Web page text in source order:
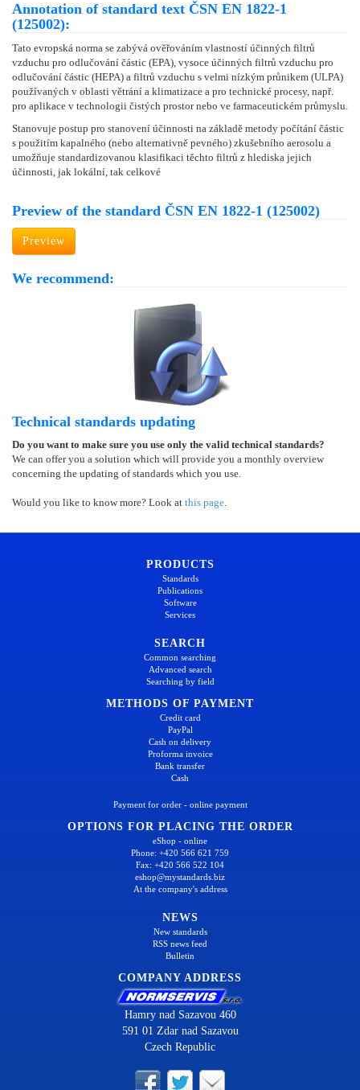
Annotation of standard text ČSN EN 1822-1
(125002):
Tato evropská norma se zabývá ověřováním vlastností účinných filtrů
vzduchu pro odlučování částic (EPA), vysoce účinných filtrů vzduchu pro
odlučování částic (HEPA) a filtrů vzduchu s velmi nízkým průnikem (ULPA)
používaných v oblasti větrání a klimatizace a pro technické procesy, např.
pro aplikace v technologii čistých prostor nebo ve farmaceutickém průmyslu.
Stanovuje postup pro stanovení účinnosti na základě metody počítání částic
s použitím kapalného (nebo alternativně pevného) zkušebního aerosolu a
umožňuje standardizovanou klasifikaci těchto filtrů z hlediska jejich
účinnosti, jak lokální, tak celkové
Preview of the standard ČSN EN 1822-1 (125002)
Preview
We recommend:
Technical standards updating
Do you want to make sure you use only the valid technical standards?
We can offer you a solution which will provide you a monthly overview
concerning the updating of standards which you use.
Would you like to know more? Look at this page.
PRODUCTS
Standards
Publications
Software
Services
SEARCH
Common searching
Advanced search
Searching by field
METHODS OF PAYMENT
Credit card
PayPal
Cash on delivery
Proforma invoice
Bank transfer
Cash
Payment for order - online payment
OPTIONS FOR PLACING THE ORDER
eShop - online
Phone: +420 566 621 759
Fax: +420 566 522 104
eshop@mystandards.biz
At the company's address
NEWS
New standards
RSS news feed
Bulletin
COMPANY ADDRESS
Hamry nad Sazavou 460
591 01 Zdar nad Sazavou
Czech Republic